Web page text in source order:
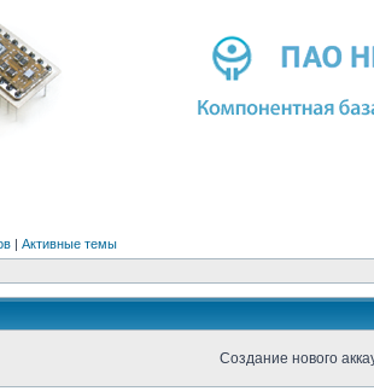
| Активные темы
Создание нового